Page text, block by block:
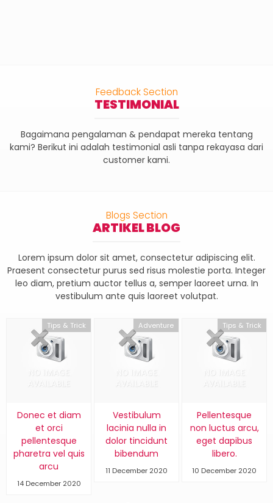
Feedback Section
TESTIMONIAL
Bagaimana pengalaman & pendapat mereka tentang
kami? Berikut ini adalah testimonial asli tanpa rekayasa dari
customer kami.
Blogs Section
ARTIKEL BLOG
Lorem ipsum dolor sit amet, consectetur adipiscing elit.
Praesent consectetur purus sed risus molestie porta. Integer
leo diam, pretium auctor tellus a, semper laoreet urna. In
vestibulum ante quis laoreet volutpat.
Tips & Trick
Donec et diam
et orci
pellentesque
pharetra vel quis
arcu
14 December 2020
Adventure
Vestibulum
lacinia nulla in
dolor tincidunt
bibendum
11 December 2020
Tips & Trick
Pellentesque
non luctus arcu,
eget dapibus
libero.
10 December 2020